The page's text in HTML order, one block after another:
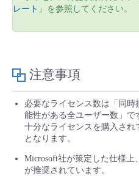
レート 」を参照してください。
注意事項
必要なライセンス数は「同
能性がある全ユーザー数」で
十分なライセンスを購入され
となります。
Microsoft社が策定した仕様上
が推奨されています。